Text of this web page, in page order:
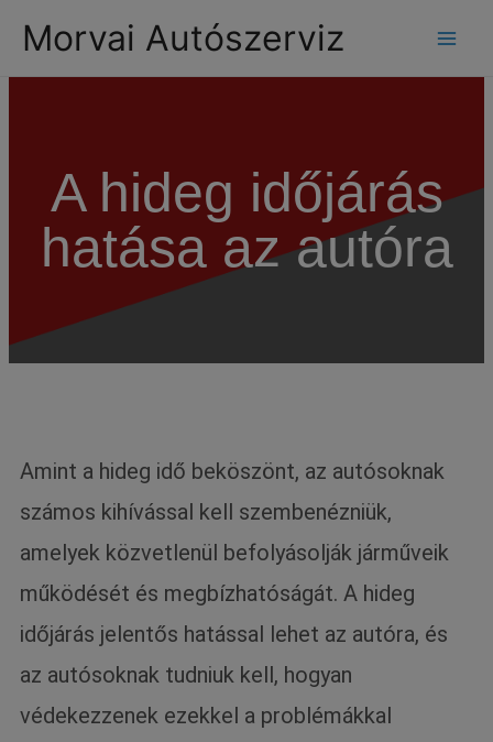
Morvai Autószerviz
A hideg időjárás
hatása az autóra
Amint a hideg idő beköszönt, az autósoknak
számos kihívással kell szembenézniük,
amelyek közvetlenül befolyásolják járműveik
működését és megbízhatóságát. A hideg
időjárás jelentős hatással lehet az autóra, és
az autósoknak tudniuk kell, hogyan
védekezzenek ezekkel a problémákkal